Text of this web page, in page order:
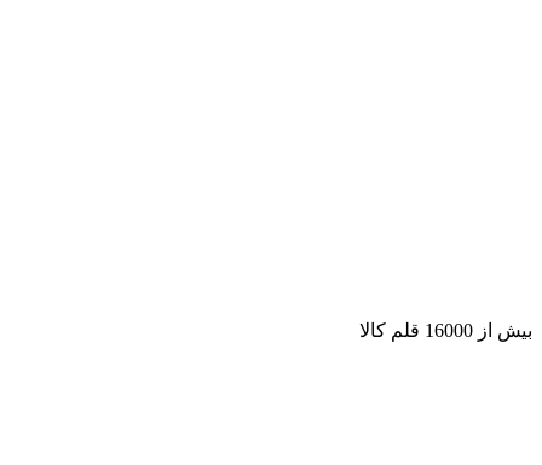
بیش از 16000 قلم کالا